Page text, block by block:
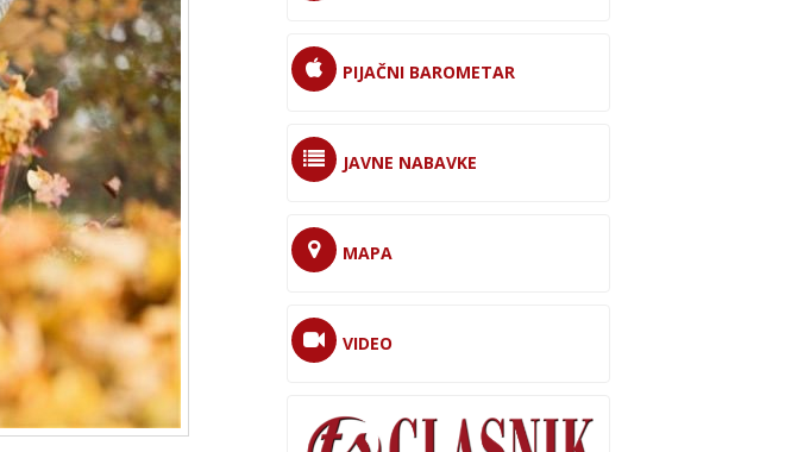
PIJAČNI BAROMETAR
JAVNE NABAVKE
MAPA
VIDEO